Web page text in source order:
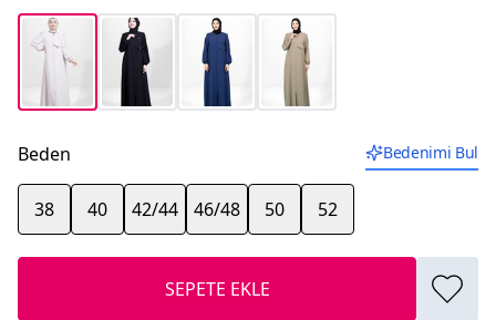
Beden Bedenimi Bul
38 40 42/44 46/48 50 52
SEPETE EKLE